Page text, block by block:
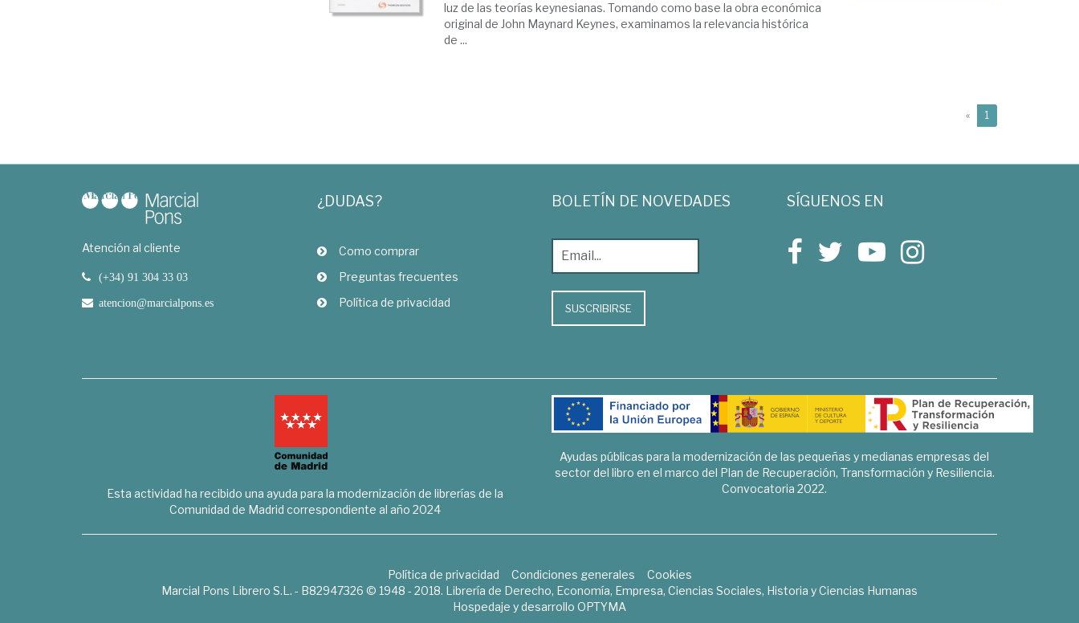
luz de las teorías keynesianas. Tomando como base la obra económica
original de John Maynard Keynes, examinamos la relevancia histórica
de ...
« 1
Atención al cliente
(+34) 91 304 33 03
atencion@marcialpons.es
¿DUDAS?
Como comprar
Preguntas frecuentes
Política de privacidad
BOLETÍN DE NOVEDADES
SUSCRIBIRSE
SÍGUENOS EN
Esta actividad ha recibido una ayuda para la modernización de librerías de la
Comunidad de Madrid correspondiente al año 2024
Ayudas públicas para la modernización de las pequeñas y medianas empresas del
sector del libro en el marco del Plan de Recuperación, Transformación y Resiliencia.
Convocatoria 2022.
Política de privacidad Condiciones generales
Cookies
Marcial Pons Librero S.L. - B82947326 © 1948 - 2018. Librería de Derecho, Economía, Empresa, Ciencias Sociales, Historia y Ciencias Humanas
Hospedaje y desarrollo OPTYMA